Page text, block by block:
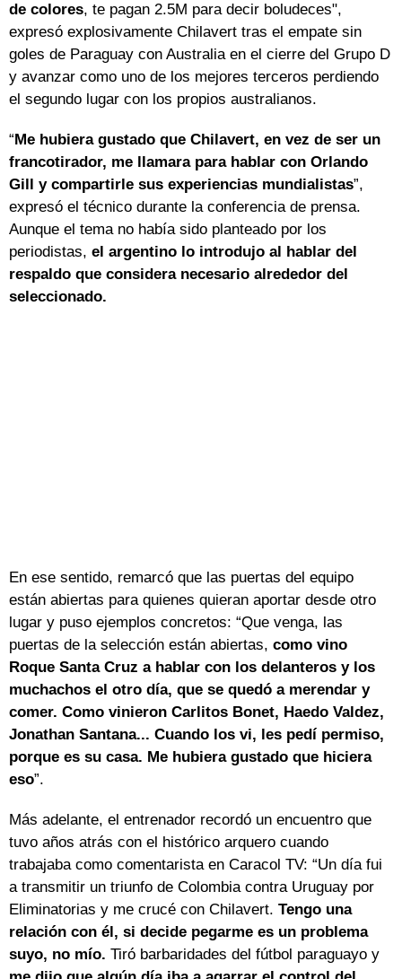
de colores, te pagan 2.5M para decir boludeces",
expresó explosivamente Chilavert tras el empate sin
goles de Paraguay con Australia en el cierre del Grupo D
y avanzar como uno de los mejores terceros perdiendo
el segundo lugar con los propios australianos.
“Me hubiera gustado que Chilavert, en vez de ser un
francotirador, me llamara para hablar con Orlando
Gill y compartirle sus experiencias mundialistas”,
expresó el técnico durante la conferencia de prensa.
Aunque el tema no había sido planteado por los
periodistas, el argentino lo introdujo al hablar del
respaldo que considera necesario alrededor del
seleccionado.
En ese sentido, remarcó que las puertas del equipo
están abiertas para quienes quieran aportar desde otro
lugar y puso ejemplos concretos: “Que venga, las
puertas de la selección están abiertas, como vino
Roque Santa Cruz a hablar con los delanteros y los
muchachos el otro día, que se quedó a merendar y
comer. Como vinieron Carlitos Bonet, Haedo Valdez,
Jonathan Santana... Cuando los vi, les pedí permiso,
porque es su casa. Me hubiera gustado que hiciera
eso”.
Más adelante, el entrenador recordó un encuentro que
tuvo años atrás con el histórico arquero cuando
trabajaba como comentarista en Caracol TV: “Un día fui
a transmitir un triunfo de Colombia contra Uruguay por
Eliminatorias y me crucé con Chilavert. Tengo una
relación con él, si decide pegarme es un problema
suyo, no mío. Tiró barbaridades del fútbol paraguayo y